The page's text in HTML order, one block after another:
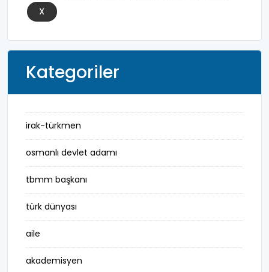
X
Kategoriler
irak-türkmen
osmanlı devlet adamı
tbmm başkanı
türk dünyası
aile
akademisyen